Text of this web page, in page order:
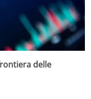
delle